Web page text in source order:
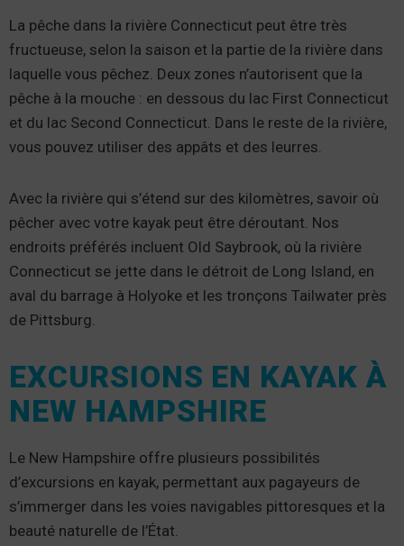
La pêche dans la rivière Connecticut peut être très
fructueuse, selon la saison et la partie de la rivière dans
laquelle vous pêchez. Deux zones n’autorisent que la
pêche à la mouche : en dessous du lac First Connecticut
et du lac Second Connecticut. Dans le reste de la rivière,
vous pouvez utiliser des appâts et des leurres.
Avec la rivière qui s’étend sur des kilomètres, savoir où
pêcher avec votre kayak peut être déroutant. Nos
endroits préférés incluent Old Saybrook, où la rivière
Connecticut se jette dans le détroit de Long Island, en
aval du barrage à Holyoke et les tronçons Tailwater près
de Pittsburg.
EXCURSIONS EN KAYAK À
NEW HAMPSHIRE
Le New Hampshire offre plusieurs possibilités
d’excursions en kayak, permettant aux pagayeurs de
s’immerger dans les voies navigables pittoresques et la
beauté naturelle de l’État.